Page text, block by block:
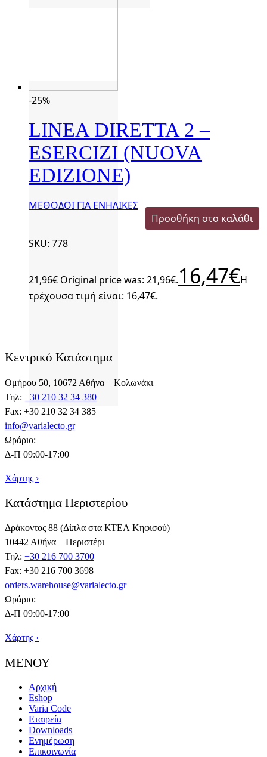
-25%
LINEA DIRETTA 2 –
ESERCIZI (NUOVA
EDIZIONE)
ΜΕΘΟΔΟΙ ΓΙΑ ΕΝΗΛΙΚΕΣ
Προσθήκη στο καλάθι
SKU: 778
21,96€ Original price was: 21,96€.16,47€Η
τρέχουσα τιμή είναι: 16,47€.
Κεντρικό Κατάστημα
Ομήρου 50, 10672 Αθήνα – Κολωνάκι
Τηλ: +30 210 32 34 380
Fax: +30 210 32 34 385
info@varialecto.gr
Ωράριο:
Δ-Π 09:00-17:00
Χάρτης ›
Κατάστημα Περιστερίου
Δράκοντος 88 (Δίπλα στα ΚΤΕΛ Κηφισού)
10442 Αθήνα – Περιστέρι
Τηλ: +30 216 700 3700
Fax: +30 216 700 3698
orders.warehouse@varialecto.gr
Ωράριο:
Δ-Π 09:00-17:00
Χάρτης ›
ΜΕΝΟΥ
Αρχική
Eshop
Varia Code
Εταιρεία
Downloads
Ενημέρωση
Επικοινωνία